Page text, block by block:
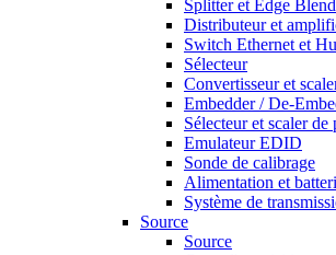
Splitter et Edge
Distributeur et
Switch Ethernet et
Sélecteur
Convertisseur et
Embedder / De-
Sélecteur et scaler de
Emulateur EDID
Sonde de calibrage
Alimentation et
Système de
Source
Source